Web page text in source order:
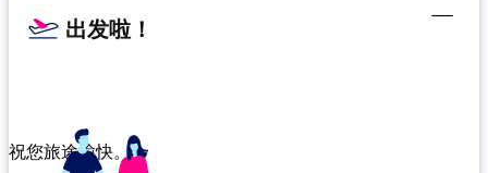
出发啦！
祝您旅途愉快。